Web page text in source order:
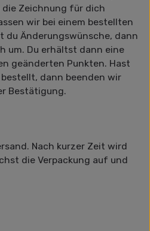
die Zeichnung für dich
wir bei einem bestellten
du Änderungswünsche, dann
um. Du erhältst dann eine
geänderten Punkten. Hast
dann beenden wir
Bestätigung.
Nach kurzer Zeit wird
die Verpackung auf und